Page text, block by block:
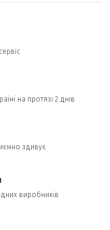
на протязі 2 днів
здивує
виробників